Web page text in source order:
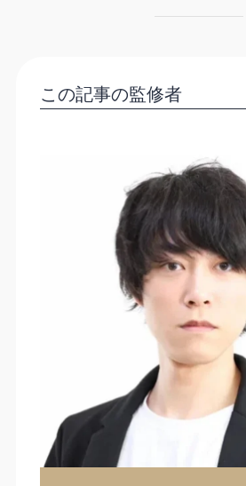
この記事の監修者